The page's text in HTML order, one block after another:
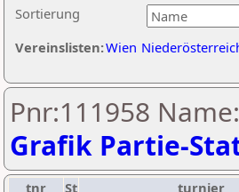
Sortierung
Vereinslisten:Wien
Pnr:111958
Grafik Partie-
tnr St turnier